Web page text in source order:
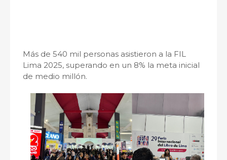
Más de 540 mil personas asistieron a la FIL
Lima 2025, superando en un 8% la meta inicial
de medio millón.